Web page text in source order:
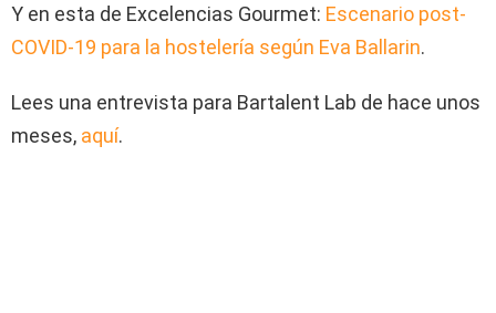
Y en esta de Excelencias Gourmet: Escenario post-
COVID-19 para la hostelería según Eva Ballarin.
Lees una entrevista para Bartalent Lab de hace unos
meses, aquí.